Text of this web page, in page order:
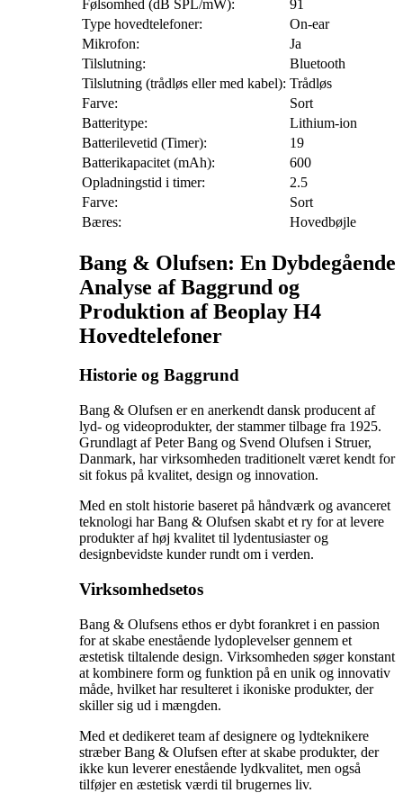
Følsomhed (dB SPL/mW):
91
Type hovedtelefoner:
On-ear
Mikrofon:
Ja
Tilslutning:
Bluetooth
Tilslutning (trådløs eller med kabel): Trådløs
Farve:
Sort
Batteritype:
Lithium-ion
Batterilevetid (Timer):
19
Batterikapacitet (mAh):
600
Opladningstid i timer:
2.5
Farve:
Sort
Bæres:
Hovedbøjle
Bang & Olufsen: En Dybdegående
Analyse af Baggrund og
Produktion af Beoplay H4
Hovedtelefoner
Historie og Baggrund
Bang & Olufsen er en anerkendt dansk producent af
lyd- og videoprodukter, der stammer tilbage fra 1925.
Grundlagt af Peter Bang og Svend Olufsen i Struer,
Danmark, har virksomheden traditionelt været kendt for
sit fokus på kvalitet, design og innovation.
Med en stolt historie baseret på håndværk og avanceret
teknologi har Bang & Olufsen skabt et ry for at levere
produkter af høj kvalitet til lydentusiaster og
designbevidste kunder rundt om i verden.
Virksomhedsetos
Bang & Olufsens ethos er dybt forankret i en passion
for at skabe enestående lydoplevelser gennem et
æstetisk tiltalende design. Virksomheden søger konstant
at kombinere form og funktion på en unik og innovativ
måde, hvilket har resulteret i ikoniske produkter, der
skiller sig ud i mængden.
Med et dedikeret team af designere og lydteknikere
stræber Bang & Olufsen efter at skabe produkter, der
ikke kun leverer enestående lydkvalitet, men også
tilføjer en æstetisk værdi til brugernes liv.